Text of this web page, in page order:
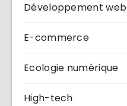
Développement web
E-commerce
Ecologie numérique
High-tech